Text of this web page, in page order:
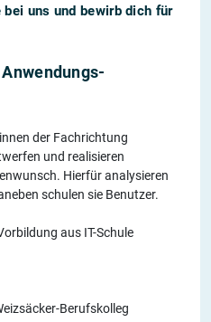
uns und bewirb dich für
der Fachrichtung
und realisieren
Hierfür analysieren
schulen sie Benutzer.
aus IT-Schule
Berufskolleg